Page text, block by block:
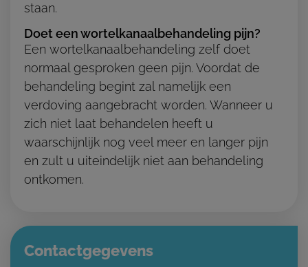
staan.
Doet een wortelkanaalbehandeling pijn?
Een wortelkanaalbehandeling zelf doet
normaal gesproken geen pijn. Voordat de
behandeling begint zal namelijk een
verdoving aangebracht worden. Wanneer u
zich niet laat behandelen heeft u
waarschijnlijk nog veel meer en langer pijn
en zult u uiteindelijk niet aan behandeling
ontkomen.
Contactgegevens